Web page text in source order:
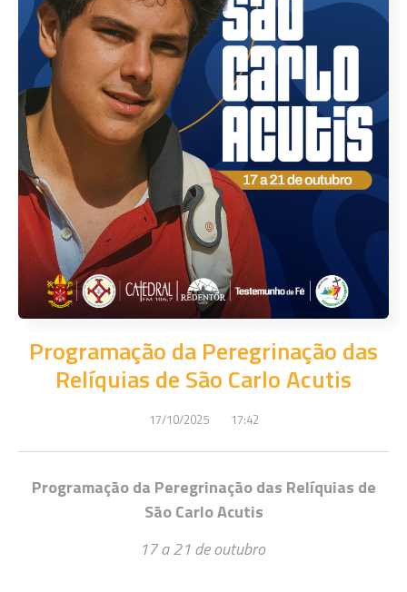
Programação da Peregrinação das
Relíquias de São Carlo Acutis
17/10/2025 17:42
Programação da Peregrinação das Relíquias de
São Carlo Acutis
17 a 21 de outubro